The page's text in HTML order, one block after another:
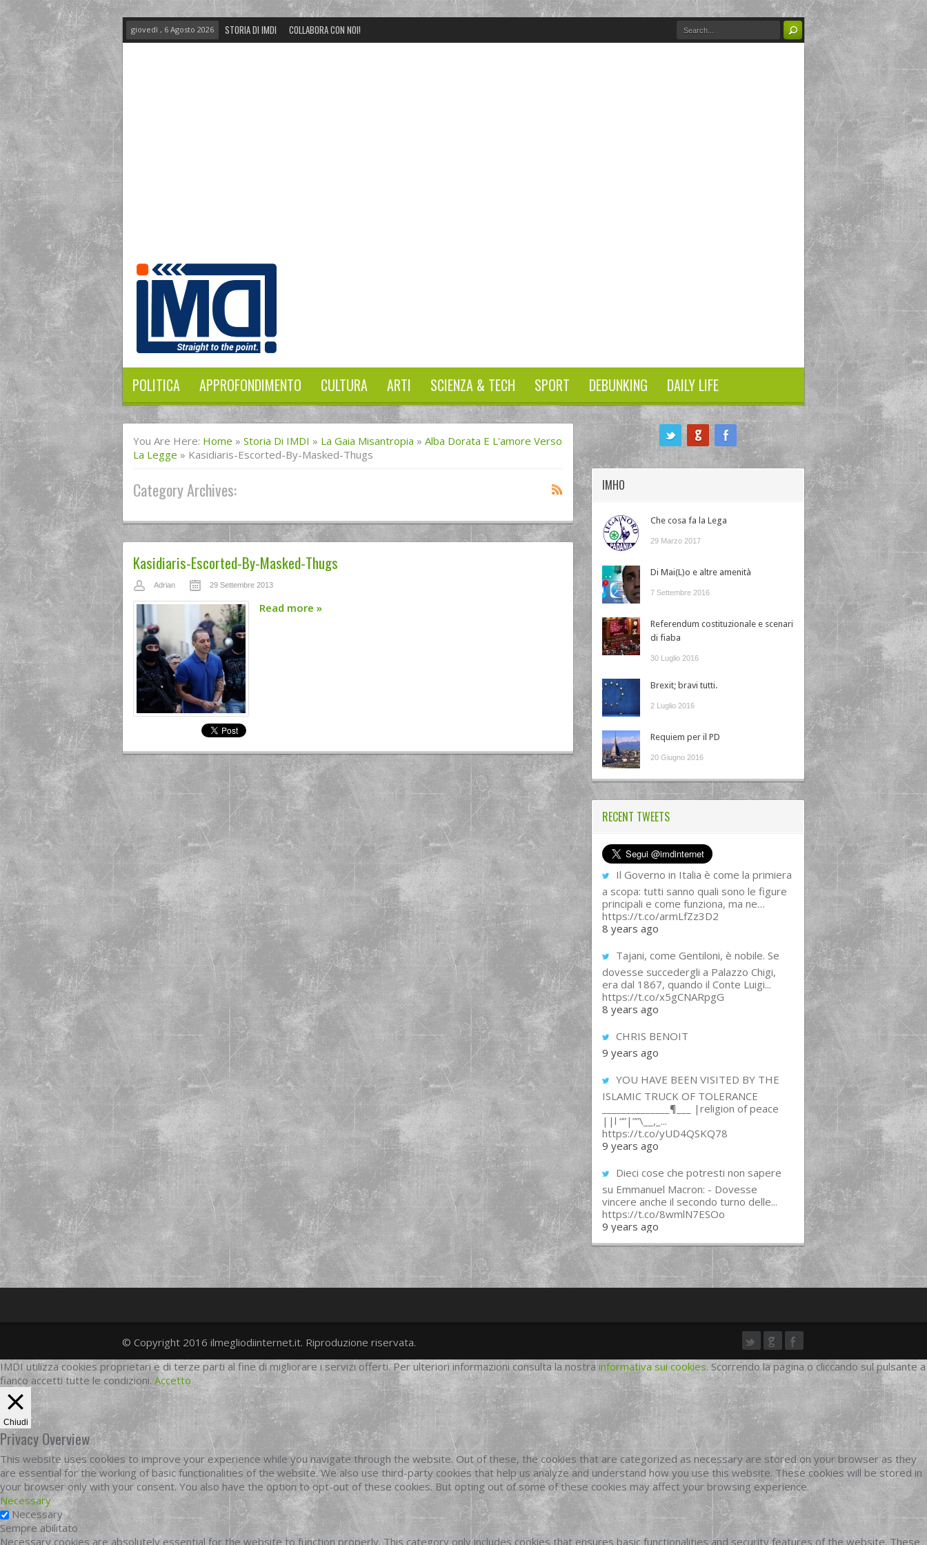
giovedì , 6 Agosto 2026 STORIA DI IMDI COLLABORA CON NOI!
POLITICA APPROFONDIMENTO CULTURA ARTI SCIENZA & TECH SPORT DEBUNKING DAILY LIFE
You Are Here: Home » Storia Di IMDI » La Gaia Misantropia » Alba Dorata E L'amore Verso
La Legge » Kasidiaris-Escorted-By-Masked-Thugs
Category Archives:
Kasidiaris-Escorted-By-Masked-Thugs
Adrian 29 Settembre 2013
Read more »
IMHO
Che cosa fa la Lega
29 Marzo 2017
Di Mai(L)o e altre amenità
7 Settembre 2016
Referendum costituzionale e scenari
di fiaba
30 Luglio 2016
Brexit; bravi tutti.
2 Luglio 2016
Requiem per il PD
20 Giugno 2016
RECENT TWEETS
Il Governo in Italia è come la primiera
a scopa: tutti sanno quali sono le figure
principali e come funziona, ma ne…
https://t.co/armLfZz3D2
8 years ago
Tajani, come Gentiloni, è nobile. Se
dovesse succedergli a Palazzo Chigi,
era dal 1867, quando il Conte Luigi...
https://t.co/x5gCNARpgG
8 years ago
CHRIS BENOIT
9 years ago
YOU HAVE BEEN VISITED BY THE
ISLAMIC TRUCK OF TOLERANCE
______________¶___ |religion of peace
||l “”|””\__,_...
https://t.co/yUD4QSKQ78
9 years ago
Dieci cose che potresti non sapere
su Emmanuel Macron: - Dovesse
vincere anche il secondo turno delle...
https://t.co/8wmlN7ESOo
9 years ago
twittergoogleplus
facebook
© Copyright 2016 ilmegliodiinternet.it. Riproduzione riservata.
IMDI utilizza cookies proprietari e di terze parti al fine di migliorare i servizi offerti. Per ulteriori informazioni consulta la nostra informativa sui cookies. Scorrendo la pagina o cliccando sul pulsante a
fianco accetti tutte le condizioni. Accetto
Chiudi
Privacy Overview
This website uses cookies to improve your experience while you navigate through the website. Out of these, the cookies that are categorized as necessary are stored on your browser as they
are essential for the working of basic functionalities of the website. We also use third-party cookies that help us analyze and understand how you use this website. These cookies will be stored in
your browser only with your consent. You also have the option to opt-out of these cookies. But opting out of some of these cookies may affect your browsing experience.
Necessary
Necessary
Sempre abilitato
Necessary cookies are absolutely essential for the website to function properly. This category only includes cookies that ensures basic functionalities and security features of the website. These